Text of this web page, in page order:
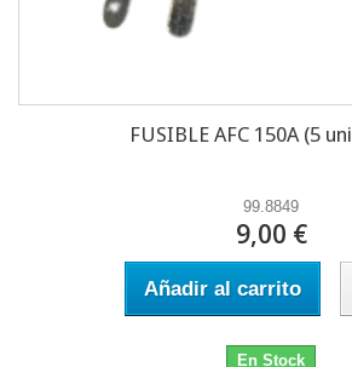
FUSIBLE AFC 150A (5
99.8849
9,00 €
Añadir al carrito
En Stock